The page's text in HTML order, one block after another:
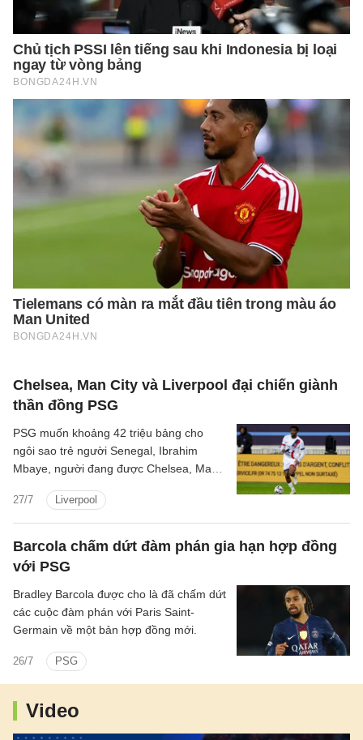
Chelsea, Man City và Liverpool đại chiến giành
thần đồng PSG
27/7 Liverpool
PSG muốn khoảng 42 triệu bảng cho
ngôi sao trẻ người Senegal, Ibrahim
Mbaye, người đang được Chelsea, Man
Barcola chấm dứt đàm phán gia hạn hợp đồng
với PSG
26/7 PSG
Bradley Barcola được cho là đã chấm dứt
các cuộc đàm phán với Paris Saint-
Germain về một bản hợp đồng mới.
Video